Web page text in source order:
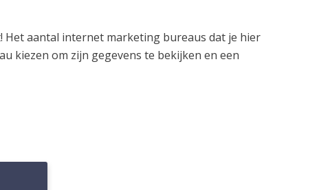
Het aantal internet marketing bureaus dat je hier
kiezen om zijn gegevens te bekijken en een